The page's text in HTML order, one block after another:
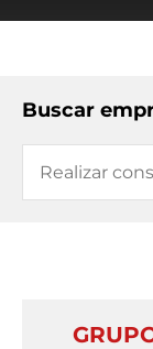
Buscar